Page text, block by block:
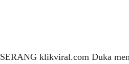
SERANG klikviral.com Duka